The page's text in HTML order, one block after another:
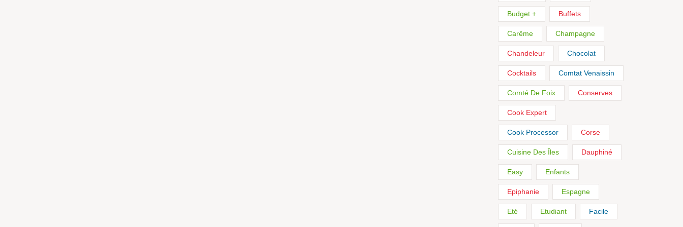
Budget + Buffets
Carême Champagne
Chandeleur Chocolat
Cocktails Comtat Venaissin
Comté De Foix Conserves
Cook Expert
Cook Processor Corse
Cuisine Des Îles Dauphiné
Easy Enfants
Epiphanie Espagne
Eté Etudiant Facile